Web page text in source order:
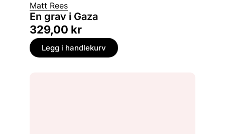
Matt Rees
En grav i Gaza
329,00 kr
Legg i handlekurv